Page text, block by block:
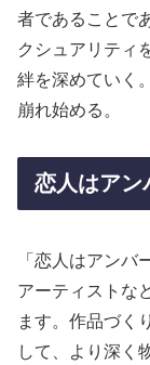
者であることで
クシュアリティ
絆を深めていく
崩れ始める。
恋人はアン
「恋人はアン
アーティストな
ます。作品づく
して、より深く